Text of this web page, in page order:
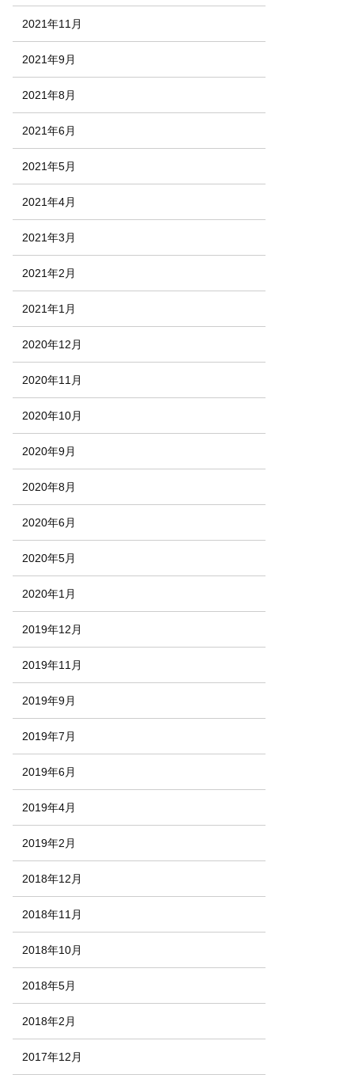
2021年11月
2021年9月
2021年8月
2021年6月
2021年5月
2021年4月
2021年3月
2021年2月
2021年1月
2020年12月
2020年11月
2020年10月
2020年9月
2020年8月
2020年6月
2020年5月
2020年1月
2019年12月
2019年11月
2019年9月
2019年7月
2019年6月
2019年4月
2019年2月
2018年12月
2018年11月
2018年10月
2018年5月
2018年2月
2017年12月